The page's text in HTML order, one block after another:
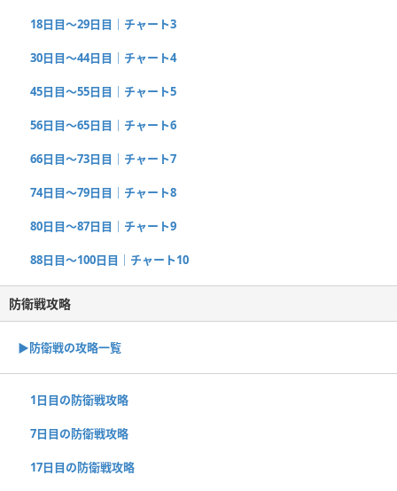
18日目〜29日目｜チャート3
30日目〜44日目｜チャート4
45日目〜55日目｜チャート5
56日目〜65日目｜チャート6
66日目〜73日目｜チャート7
74日目〜79日目｜チャート8
80日目〜87日目｜チャート9
88日目〜100日目｜チャート10
防衛戦攻略
▶︎防衛戦の攻略一覧
1日目の防衛戦攻略
7日目の防衛戦攻略
17日目の防衛戦攻略